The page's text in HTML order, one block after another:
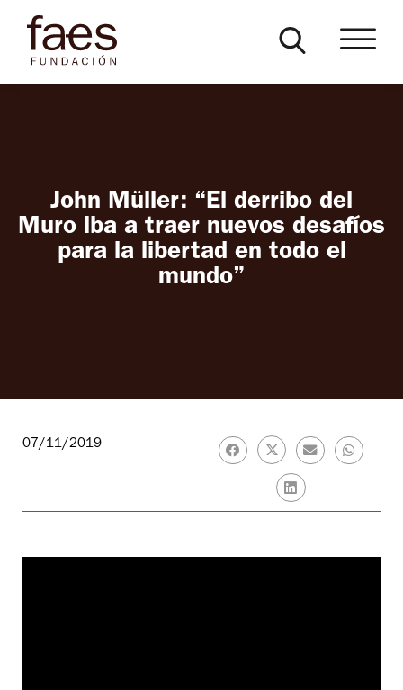
John Müller: “El derribo del
Muro iba a traer nuevos desafíos
para la libertad en todo el
mundo”
07/11/2019